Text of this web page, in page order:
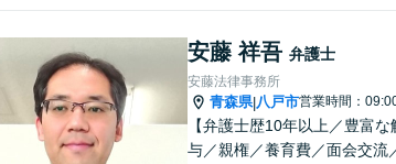
安藤 祥吾 弁護士
安藤法律事務所
青森県|八戸市営業時間：
【弁護士歴10年以上／豊富
与／親権／養育費／面会交流